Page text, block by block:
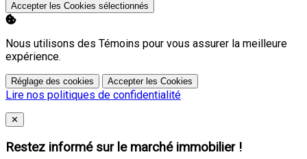
Accepter les Cookies sélectionnés
Nous utilisons des Témoins pour vous assurer la meilleure
expérience.
Réglage des cookies Accepter les Cookies
Lire nos politiques de confidentialité
Close
✕
Restez informé sur le marché immobilier !